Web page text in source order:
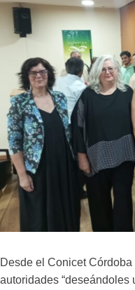
Desde el Conicet
autoridades “deseándoles